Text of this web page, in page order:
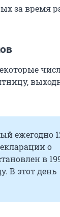
за время
ежегодно
о
в
В этот день